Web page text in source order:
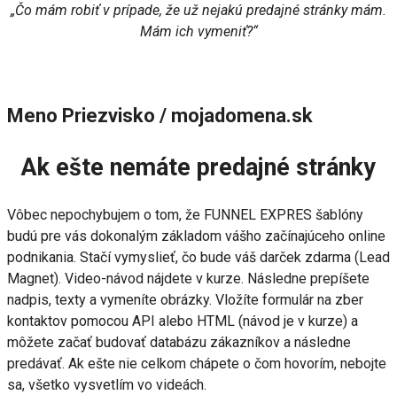
„Čo mám robiť v prípade, že už nejakú predajné stránky mám.
Mám ich vymeniť?“
Meno Priezvisko / mojadomena.sk
Ak ešte nemáte predajné stránky
Vôbec nepochybujem o tom, že FUNNEL EXPRES šablóny
budú pre vás dokonalým základom vášho začínajúceho online
podnikania. Stačí vymyslieť, čo bude váš darček zdarma (Lead
Magnet). Video-návod nájdete v kurze. Následne prepíšete
nadpis, texty a vymeníte obrázky. Vložíte formulár na zber
kontaktov pomocou API alebo HTML (návod je v kurze) a
môžete začať budovať databázu zákazníkov a následne
predávať. Ak ešte nie celkom chápete o čom hovorím, nebojte
sa, všetko vysvetlím vo videách.